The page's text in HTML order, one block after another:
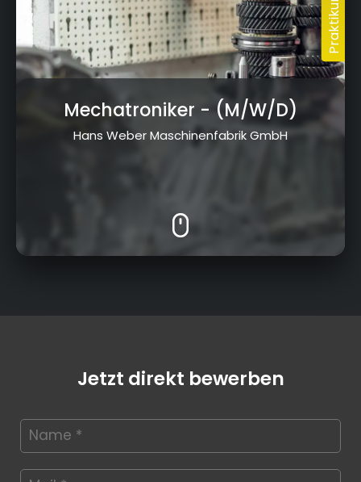
Mechatroniker - (M/W/D)
Hans Weber Maschinenfabrik GmbH
Jetzt direkt bewerben